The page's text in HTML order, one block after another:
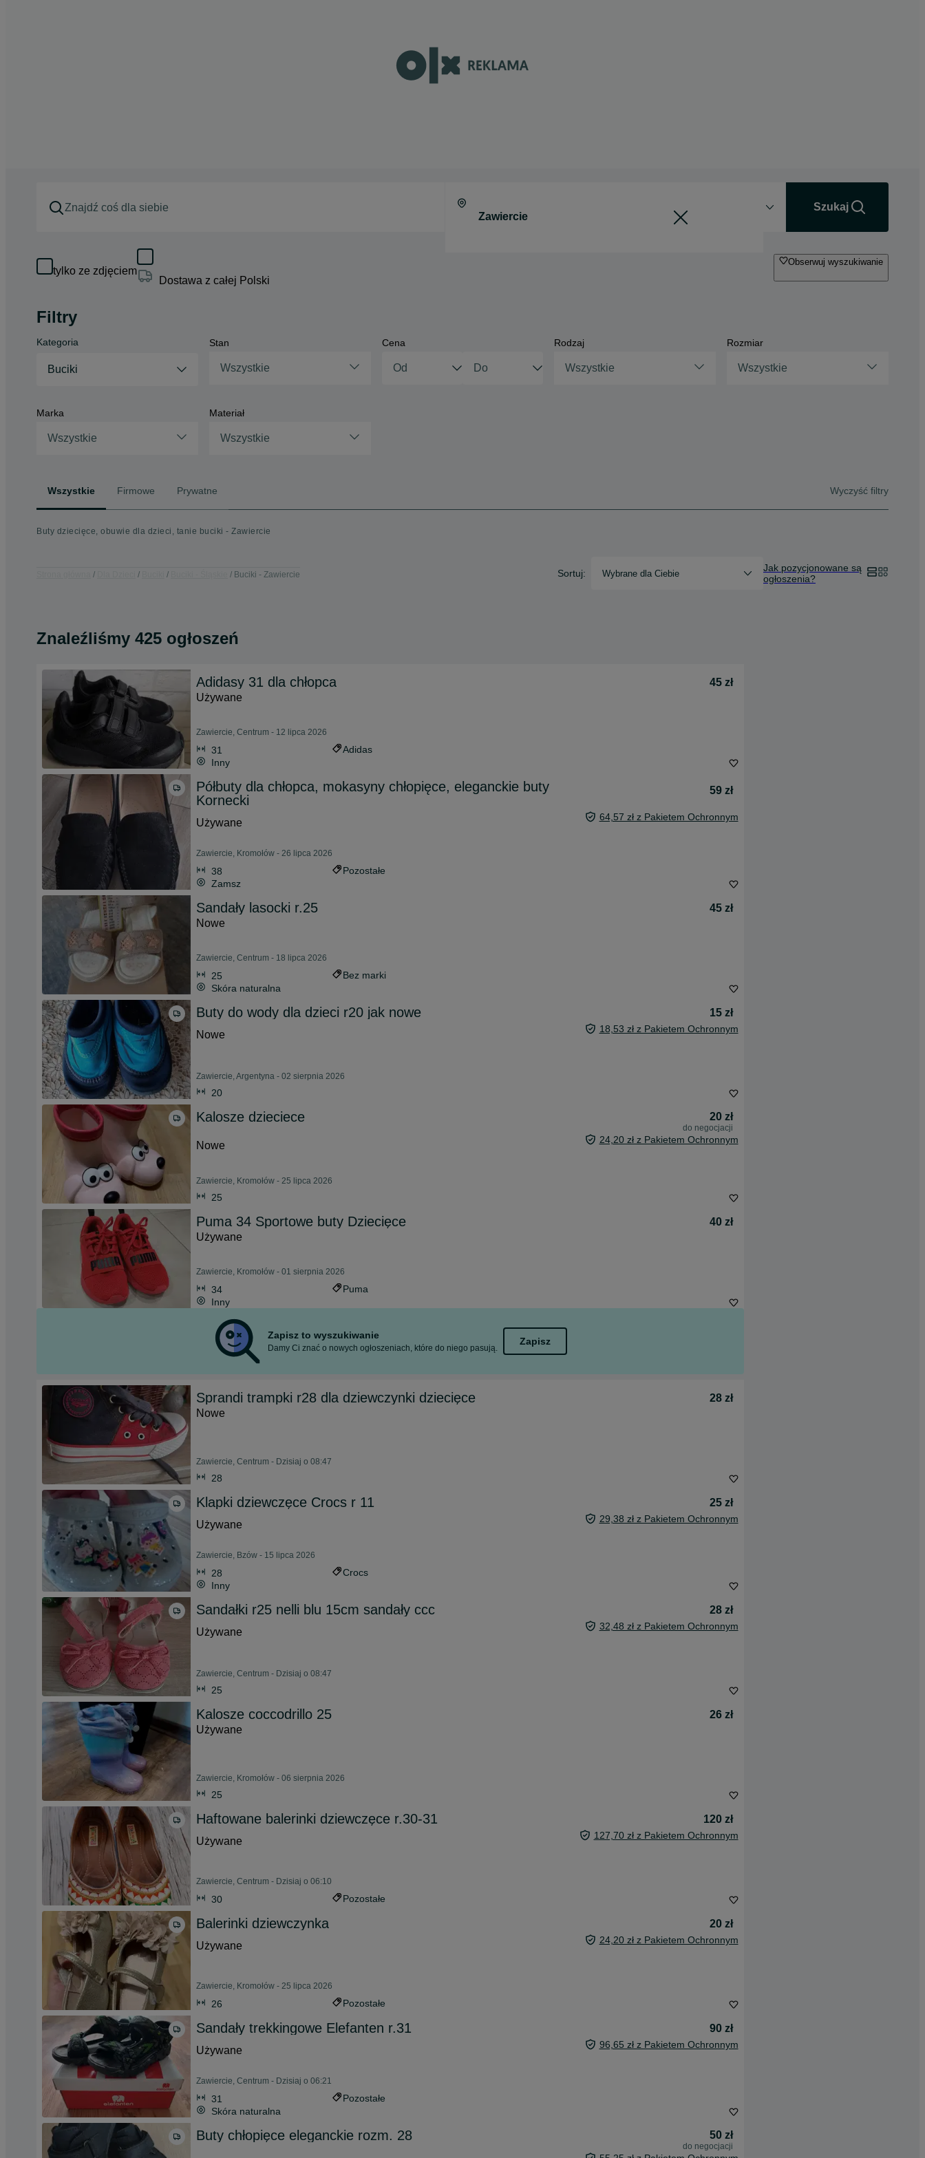
Szukaj
tylko ze zdjęciem
Dostawa z całej Polski
Obserwuj wyszukiwanie
Filtry
Kategoria
Buciki
Stan
Wszystkie
Cena Rodzaj
Wszystkie
Rozmiar
Wszystkie
Marka
Wszystkie
Materiał
Wszystkie
Wszystkie Firmowe Prywatne Wyczyść filtry
Buty dziecięce, obuwie dla dzieci, tanie buciki - Zawiercie
Buciki - Zawiercie Sortuj: Wybrane dla Ciebie
Jak pozycjonowane są
ogłoszenia?
Znaleźliśmy 425 ogłoszeń
Adidasy 31 dla chłopca
45 zł
Używane
Zawiercie, Centrum - 12 lipca 2026
31
Adidas
Inny
Półbuty dla chłopca, mokasyny chłopięce, eleganckie buty
Kornecki
59 zł
Używane 64,57 zł z Pakietem Ochronnym
Zawiercie, Kromołów - 26 lipca 2026
38
Pozostałe
Zamsz
Sandały lasocki r.25
45 zł
Nowe
Zawiercie, Centrum - 18 lipca 2026
25
Bez marki
Skóra naturalna
Buty do wody dla dzieci r20 jak nowe
15 zł
Nowe
18,53 zł z Pakietem Ochronnym
Zawiercie, Argentyna - 02 sierpnia 2026
20
Kalosze dzieciece 20 zł
do negocjacji
Nowe 24,20 zł z Pakietem Ochronnym
Zawiercie, Kromołów - 25 lipca 2026
25
Puma 34 Sportowe buty Dziecięce
40 zł
Używane
Zawiercie, Kromołów - 01 sierpnia 2026
34
Puma
Inny
Zapisz to wyszukiwanie
Damy Ci znać o nowych ogłoszeniach, które do niego pasują.
Zapisz
Sprandi trampki r28 dla dziewczynki dziecięce
28 zł
Nowe
Zawiercie, Centrum - Dzisiaj o 08:47
28
Klapki dziewczęce Crocs r 11
25 zł
Używane
29,38 zł z Pakietem Ochronnym
Zawiercie, Bzów - 15 lipca 2026
28
Crocs
Inny
Sandałki r25 nelli blu 15cm sandały ccc
28 zł
Używane
32,48 zł z Pakietem Ochronnym
Zawiercie, Centrum - Dzisiaj o 08:47
25
Kalosze coccodrillo 25
26 zł
Używane
Zawiercie, Kromołów - 06 sierpnia 2026
25
Haftowane balerinki dziewczęce r.30-31
120 zł
Używane
127,70 zł z Pakietem Ochronnym
Zawiercie, Centrum - Dzisiaj o 06:10
30 Pozostałe
Balerinki dziewczynka
20 zł
Używane
24,20 zł z Pakietem Ochronnym
Zawiercie, Kromołów - 25 lipca 2026
26 Pozostałe
Sandały trekkingowe Elefanten r.31
90 zł
Używane
96,65 zł z Pakietem Ochronnym
Zawiercie, Centrum - Dzisiaj o 06:21
31
Pozostałe
Skóra naturalna
Buty chłopięce eleganckie rozm. 28 50 zł
do negocjacji